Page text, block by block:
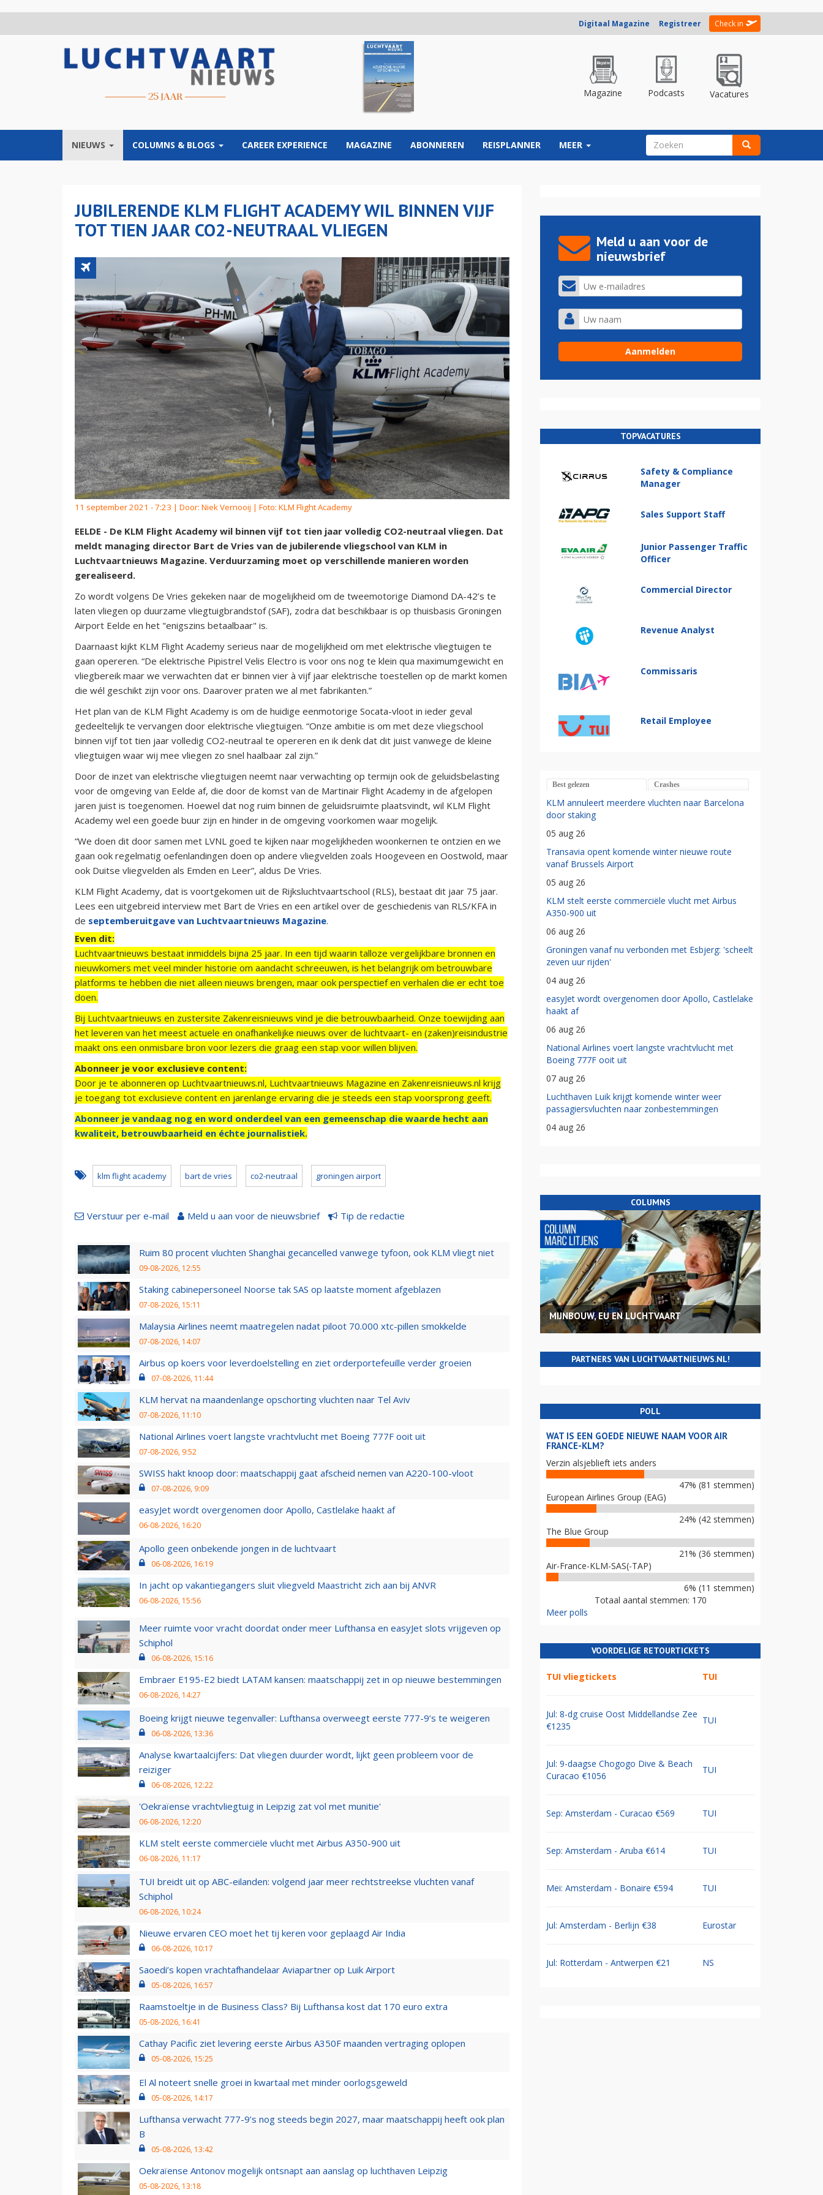
Digitaal Magazine Registreer Check in
Magazine Podcasts Vacatures
NIEUWS COLUMNS & BLOGS CAREER EXPERIENCE MAGAZINE ABONNEREN REISPLANNER MEER ZOEKVELD
JUBILERENDE KLM FLIGHT ACADEMY WIL BINNEN VIJF
TOT TIEN JAAR CO2-NEUTRAAL VLIEGEN
11 september 2021 - 7:23 | Door: Niek Vernooij | Foto: KLM Flight Academy
EELDE - De KLM Flight Academy wil binnen vijf tot tien jaar volledig CO2-neutraal vliegen. Dat
meldt managing director Bart de Vries van de jubilerende vliegschool van KLM in
Luchtvaartnieuws Magazine. Verduurzaming moet op verschillende manieren worden
gerealiseerd.
Zo wordt volgens De Vries gekeken naar de mogelijkheid om de tweemotorige Diamond DA-42’s te
laten vliegen op duurzame vliegtuigbrandstof (SAF), zodra dat beschikbaar is op thuisbasis Groningen
Airport Eelde en het "enigszins betaalbaar" is.
Daarnaast kijkt KLM Flight Academy serieus naar de mogelijkheid om met elektrische vliegtuigen te
gaan opereren. “De elektrische Pipistrel Velis Electro is voor ons nog te klein qua maximumgewicht en
vliegbereik maar we verwachten dat er binnen vier à vijf jaar elektrische toestellen op de markt komen
die wél geschikt zijn voor ons. Daarover praten we al met fabrikanten.”
Het plan van de KLM Flight Academy is om de huidige eenmotorige Socata-vloot in ieder geval
gedeeltelijk te vervangen door elektrische vliegtuigen. “Onze ambitie is om met deze vliegschool
binnen vijf tot tien jaar volledig CO2-neutraal te opereren en ik denk dat dit juist vanwege de kleine
vliegtuigen waar wij mee vliegen zo snel haalbaar zal zijn.”
Door de inzet van elektrische vliegtuigen neemt naar verwachting op termijn ook de geluidsbelasting
voor de omgeving van Eelde af, die door de komst van de Martinair Flight Academy in de afgelopen
jaren juist is toegenomen. Hoewel dat nog ruim binnen de geluidsruimte plaatsvindt, wil KLM Flight
Academy wel een goede buur zijn en hinder in de omgeving voorkomen waar mogelijk.
“We doen dit door samen met LVNL goed te kijken naar mogelijkheden woonkernen te ontzien en we
gaan ook regelmatig oefenlandingen doen op andere vliegvelden zoals Hoogeveen en Oostwold, maar
ook Duitse vliegvelden als Emden en Leer”, aldus De Vries.
KLM Flight Academy, dat is voortgekomen uit de Rijksluchtvaartschool (RLS), bestaat dit jaar 75 jaar.
Lees een uitgebreid interview met Bart de Vries en een artikel over de geschiedenis van RLS/KFA in
de septemberuitgave van Luchtvaartnieuws Magazine.
Even dit:
Luchtvaartnieuws bestaat inmiddels bijna 25 jaar. In een tijd waarin talloze vergelijkbare bronnen en
nieuwkomers met veel minder historie om aandacht schreeuwen, is het belangrijk om betrouwbare
platforms te hebben die niet alleen nieuws brengen, maar ook perspectief en verhalen die er echt toe
doen.
Bij Luchtvaartnieuws en zustersite Zakenreisnieuws vind je die betrouwbaarheid. Onze toewijding aan
het leveren van het meest actuele en onafhankelijke nieuws over de luchtvaart- en (zaken)reisindustrie
maakt ons een onmisbare bron voor lezers die graag een stap voor willen blijven.
Abonneer je voor exclusieve content:
Door je te abonneren op Luchtvaartnieuws.nl, Luchtvaartnieuws Magazine en Zakenreisnieuws.nl krijg
je toegang tot exclusieve content en jarenlange ervaring die je steeds een stap voorsprong geeft.
Abonneer je vandaag nog en word onderdeel van een gemeenschap die waarde hecht aan
kwaliteit, betrouwbaarheid en échte journalistiek.
klm flight academy bart de vries co2-neutraal groningen airport
Verstuur per e-mail Meld u aan voor de nieuwsbrief Tip de redactie
Ruim 80 procent vluchten Shanghai gecancelled vanwege tyfoon, ook KLM vliegt niet
09-08-2026, 12:55
Staking cabinepersoneel Noorse tak SAS op laatste moment afgeblazen
07-08-2026, 15:11
Malaysia Airlines neemt maatregelen nadat piloot 70.000 xtc-pillen smokkelde
07-08-2026, 14:07
Airbus op koers voor leverdoelstelling en ziet orderportefeuille verder groeien
07-08-2026, 11:44
KLM hervat na maandenlange opschorting vluchten naar Tel Aviv
07-08-2026, 11:10
National Airlines voert langste vrachtvlucht met Boeing 777F ooit uit
07-08-2026, 9:52
SWISS hakt knoop door: maatschappij gaat afscheid nemen van A220-100-vloot
07-08-2026, 9:09
easyJet wordt overgenomen door Apollo, Castlelake haakt af
06-08-2026, 16:20
Apollo geen onbekende jongen in de luchtvaart
06-08-2026, 16:19
In jacht op vakantiegangers sluit vliegveld Maastricht zich aan bij ANVR
06-08-2026, 15:56
Meer ruimte voor vracht doordat onder meer Lufthansa en easyJet slots vrijgeven op
Schiphol
06-08-2026, 15:16
Embraer E195-E2 biedt LATAM kansen: maatschappij zet in op nieuwe bestemmingen
06-08-2026, 14:27
Boeing krijgt nieuwe tegenvaller: Lufthansa overweegt eerste 777-9’s te weigeren
06-08-2026, 13:36
Analyse kwartaalcijfers: Dat vliegen duurder wordt, lijkt geen probleem voor de
reiziger
06-08-2026, 12:22
'Oekraïense vrachtvliegtuig in Leipzig zat vol met munitie'
06-08-2026, 12:20
KLM stelt eerste commerciële vlucht met Airbus A350-900 uit
06-08-2026, 11:17
TUI breidt uit op ABC-eilanden: volgend jaar meer rechtstreekse vluchten vanaf
Schiphol
06-08-2026, 10:24
Nieuwe ervaren CEO moet het tij keren voor geplaagd Air India
06-08-2026, 10:17
Saoedi’s kopen vrachtafhandelaar Aviapartner op Luik Airport
05-08-2026, 16:57
Raamstoeltje in de Business Class? Bij Lufthansa kost dat 170 euro extra
05-08-2026, 16:41
Cathay Pacific ziet levering eerste Airbus A350F maanden vertraging oplopen
05-08-2026, 15:25
El Al noteert snelle groei in kwartaal met minder oorlogsgeweld
05-08-2026, 14:17
Lufthansa verwacht 777-9’s nog steeds begin 2027, maar maatschappij heeft ook plan
B
05-08-2026, 13:42
Oekraïense Antonov mogelijk ontsnapt aan aanslag op luchthaven Leipzig
05-08-2026, 13:18
Meld u aan voor de
nieuwsbrief
TOPVACATURES
Safety & Compliance
Manager
Sales Support Staff
Junior Passenger Traffic
Officer
Commercial Director
Revenue Analyst
Commissaris
Retail Employee
Best gelezen Crashes
KLM annuleert meerdere vluchten naar Barcelona
door staking
05 aug 26
Transavia opent komende winter nieuwe route
vanaf Brussels Airport
05 aug 26
KLM stelt eerste commerciële vlucht met Airbus
A350-900 uit
06 aug 26
Groningen vanaf nu verbonden met Esbjerg: 'scheelt
zeven uur rijden'
04 aug 26
easyJet wordt overgenomen door Apollo, Castlelake
haakt af
06 aug 26
National Airlines voert langste vrachtvlucht met
Boeing 777F ooit uit
07 aug 26
Luchthaven Luik krijgt komende winter weer
passagiersvluchten naar zonbestemmingen
04 aug 26
COLUMNS
MIJNBOUW, EU EN LUCHTVAART
PARTNERS VAN LUCHTVAARTNIEUWS.NL!
POLL
WAT IS EEN GOEDE NIEUWE NAAM VOOR AIR
FRANCE-KLM?
Verzin alsjeblieft iets anders
47% (81 stemmen)
European Airlines Group (EAG)
24% (42 stemmen)
The Blue Group
21% (36 stemmen)
Air-France-KLM-SAS(-TAP)
6% (11 stemmen)
Totaal aantal stemmen: 170
Meer polls
VOORDELIGE RETOURTICKETS
TUI vliegtickets TUI
Jul: 8-dg cruise Oost Middellandse Zee
€1235
TUI
Jul: 9-daagse Chogogo Dive & Beach
Curacao €1056
TUI
Sep: Amsterdam - Curacao €569 TUI
Sep: Amsterdam - Aruba €614 TUI
Mei: Amsterdam - Bonaire €594 TUI
Jul: Amsterdam - Berlijn €38 Eurostar
Jul: Rotterdam - Antwerpen €21 NS